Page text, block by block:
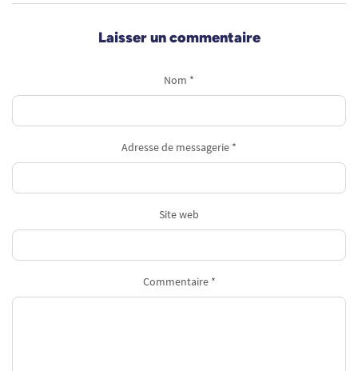
Laisser un commentaire
Nom *
Adresse de messagerie *
Site web
Commentaire *